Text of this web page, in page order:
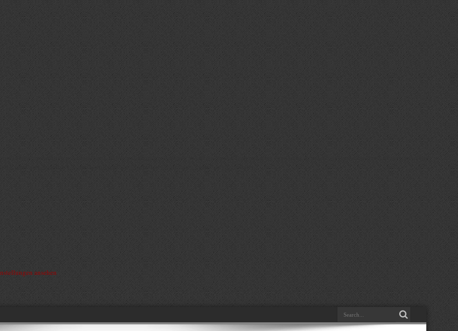
Geräteinformationen zu speichern und/oder darauf zuzugreifen. Wenn du diesen Technologien zustimmst, können wir Daten wie das Surfverhalten oder
oder zurückziehst, können bestimmte Merkmale und Funktionen beeinträchtigt werden.
ansehen